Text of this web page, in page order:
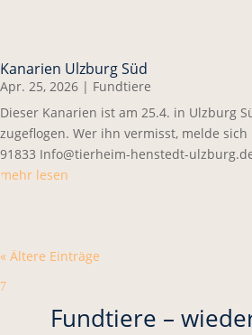
Kanarien Ulzburg Süd
Apr. 25, 2026 | Fundtiere
Dieser Kanarien ist am 25.4. in Ulzburg
zugeflogen. Wer ihn vermisst, melde
91833 Info@tierheim-henstedt-
mehr lesen
« Ältere Einträge
7
Fundtiere –